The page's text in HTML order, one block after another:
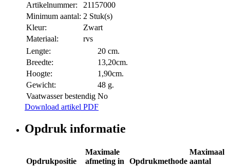
Artikelnummer:
21157000
Minimum aantal: 2 Stuk(s)
Kleur:
Zwart
Materiaal:
rvs
Lengte:
20 cm.
Breedte:
13,20cm.
Hoogte:
1,90cm.
Gewicht:
48 g.
Vaatwasser bestendig No
Download artikel PDF
Opdruk informatie
Opdrukpositie
Maximale
afmeting in
Opdrukmethode
Maximaal
aantal